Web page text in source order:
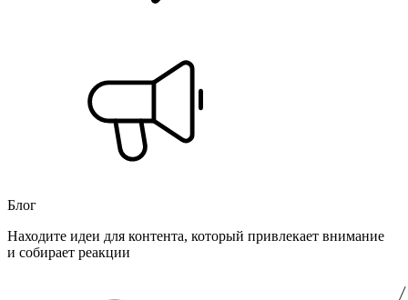
Блог
Находите идеи для контента, который привлекает внимание
и собирает реакции